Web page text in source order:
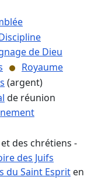
de Dieu
Royaume
(argent)
de réunion
et des chrétiens -
des Juifs
du Saint Esprit en